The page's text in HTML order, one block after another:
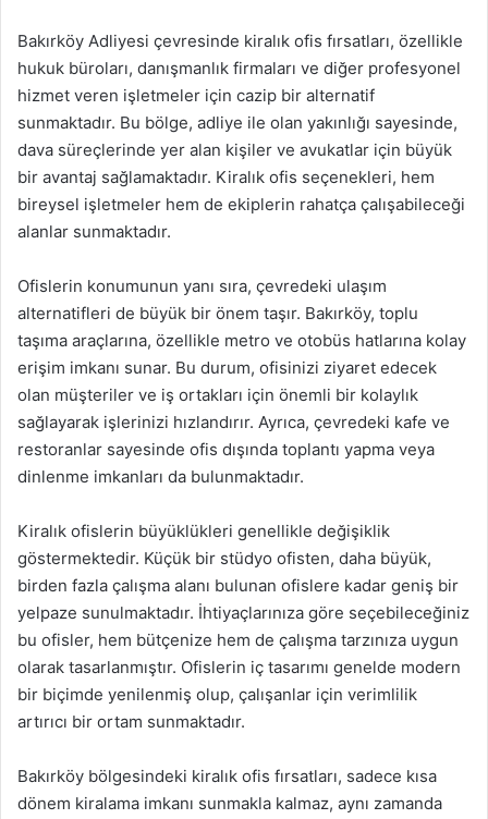
Bakırköy Adliyesi çevresinde kiralık ofis fırsatları, özellikle
hukuk büroları, danışmanlık firmaları ve diğer profesyonel
hizmet veren işletmeler için cazip bir alternatif
sunmaktadır. Bu bölge, adliye ile olan yakınlığı sayesinde,
dava süreçlerinde yer alan kişiler ve avukatlar için büyük
bir avantaj sağlamaktadır. Kiralık ofis seçenekleri, hem
bireysel işletmeler hem de ekiplerin rahatça çalışabileceği
alanlar sunmaktadır.
Ofislerin konumunun yanı sıra, çevredeki ulaşım
alternatifleri de büyük bir önem taşır. Bakırköy, toplu
taşıma araçlarına, özellikle metro ve otobüs hatlarına kolay
erişim imkanı sunar. Bu durum, ofisinizi ziyaret edecek
olan müşteriler ve iş ortakları için önemli bir kolaylık
sağlayarak işlerinizi hızlandırır. Ayrıca, çevredeki kafe ve
restoranlar sayesinde ofis dışında toplantı yapma veya
dinlenme imkanları da bulunmaktadır.
Kiralık ofislerin büyüklükleri genellikle değişiklik
göstermektedir. Küçük bir stüdyo ofisten, daha büyük,
birden fazla çalışma alanı bulunan ofislere kadar geniş bir
yelpaze sunulmaktadır. İhtiyaçlarınıza göre seçebileceğiniz
bu ofisler, hem bütçenize hem de çalışma tarzınıza uygun
olarak tasarlanmıştır. Ofislerin iç tasarımı genelde modern
bir biçimde yenilenmiş olup, çalışanlar için verimlilik
artırıcı bir ortam sunmaktadır.
Bakırköy bölgesindeki kiralık ofis fırsatları, sadece kısa
dönem kiralama imkanı sunmakla kalmaz, aynı zamanda